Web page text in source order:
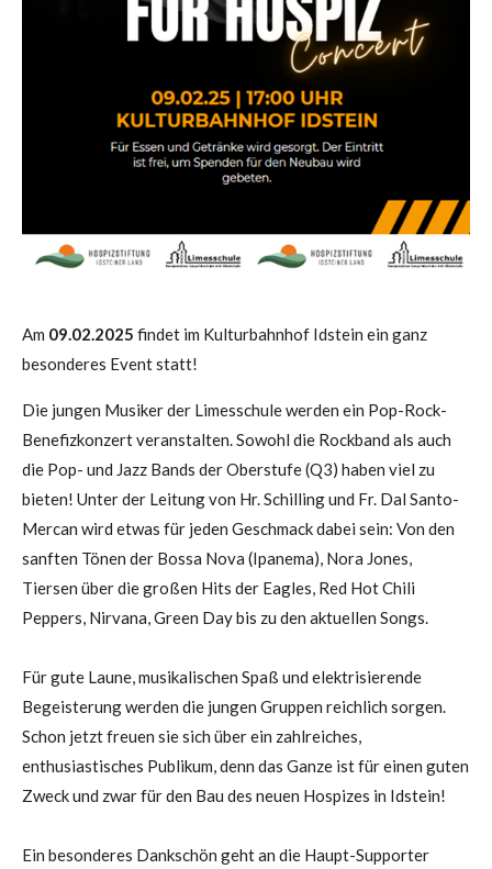
Am 09.02.2025 findet im Kulturbahnhof Idstein ein ganz
besonderes Event statt!
Die jungen Musiker der Limesschule werden ein Pop-Rock-
Benefizkonzert veranstalten. Sowohl die Rockband als auch
die Pop- und Jazz Bands der Oberstufe (Q3) haben viel zu
bieten! Unter der Leitung von Hr. Schilling und Fr. Dal Santo-
Mercan wird etwas für jeden Geschmack dabei sein: Von den
sanften Tönen der Bossa Nova (Ipanema), Nora Jones,
Tiersen über die großen Hits der Eagles, Red Hot Chili
Peppers, Nirvana, Green Day bis zu den aktuellen Songs.
Für gute Laune, musikalischen Spaß und elektrisierende
Begeisterung werden die jungen Gruppen reichlich sorgen.
Schon jetzt freuen sie sich über ein zahlreiches,
enthusiastisches Publikum, denn das Ganze ist für einen guten
Zweck und zwar für den Bau des neuen Hospizes in Idstein!
Ein besonderes Dankschön geht an die Haupt-Supporter